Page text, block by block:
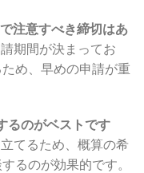
注意すべき締切はあ
期間が決まってお
め、早めの申請が重
るのがベストです
てるため、概算の希
るのが効果的です。